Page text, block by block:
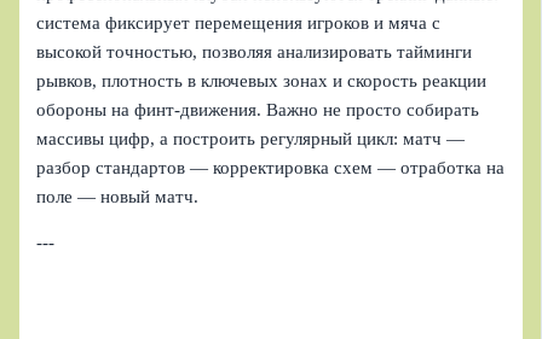
система фиксирует перемещения игроков и мяча с
высокой точностью, позволяя анализировать тайминги
рывков, плотность в ключевых зонах и скорость реакции
обороны на финт‑движения. Важно не просто собирать
массивы цифр, а построить регулярный цикл: матч —
разбор стандартов — корректировка схем — отработка на
поле — новый матч.
---